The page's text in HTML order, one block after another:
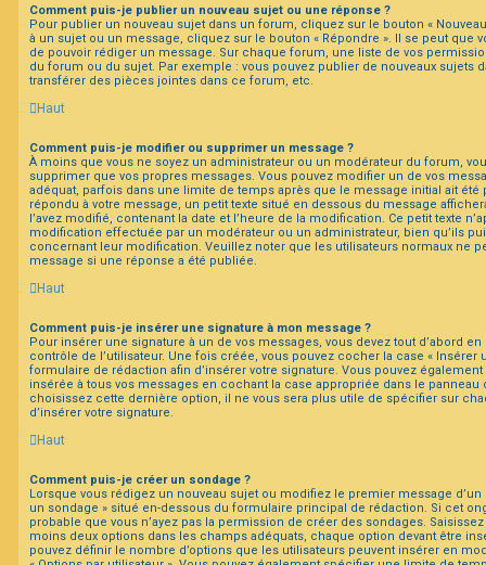
Comment puis-je publier un nouveau sujet ou une réponse ?
Pour publier un nouveau sujet dans un forum, cliquez sur le bouton «
à un sujet ou un message, cliquez sur le bouton « Répondre ». Il se peut que
de pouvoir rédiger un message. Sur chaque forum, une liste de vos
du forum ou du sujet. Par exemple : vous pouvez publier de nouveaux sujets
transférer des pièces jointes dans ce forum, etc.
Haut
Comment puis-je modifier ou supprimer un message ?
À moins que vous ne soyez un administrateur ou un modérateur du forum,
supprimer que vos propres messages. Vous pouvez modifier un de vos
adéquat, parfois dans une limite de temps après que le message initial ait été
répondu à votre message, un petit texte situé en dessous du message
l’avez modifié, contenant la date et l’heure de la modification. Ce petit texte
modification effectuée par un modérateur ou un administrateur, bien qu’ils
concernant leur modification. Veuillez noter que les utilisateurs normaux ne
message si une réponse a été publiée.
Haut
Comment puis-je insérer une signature à mon message ?
Pour insérer une signature à un de vos messages, vous devez tout d’abord
contrôle de l’utilisateur. Une fois créée, vous pouvez cocher la case « Insérer
formulaire de rédaction afin d’insérer votre signature. Vous pouvez
insérée à tous vos messages en cochant la case appropriée dans le panneau
choisissez cette dernière option, il ne vous sera plus utile de spécifier sur
d’insérer votre signature.
Haut
Comment puis-je créer un sondage ?
Lorsque vous rédigez un nouveau sujet ou modifiez le premier message d’un
un sondage » situé en-dessous du formulaire principal de rédaction. Si cet
probable que vous n’ayez pas la permission de créer des sondages.
moins deux options dans les champs adéquats, chaque option devant être
pouvez définir le nombre d’options que les utilisateurs peuvent insérer en